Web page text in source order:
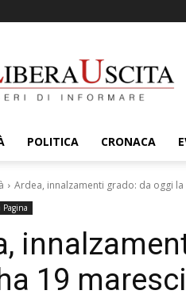
POLITICA CRONACA
Ardea, innalzamenti grado: da oggi
Pagina
19